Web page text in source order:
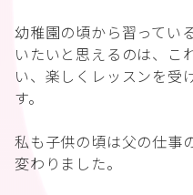
幼稚園の頃から習ってい
いたいと思えるのは、こ
い、楽しくレッスンを受
す。
私も子供の頃は父の仕事
変わりました。